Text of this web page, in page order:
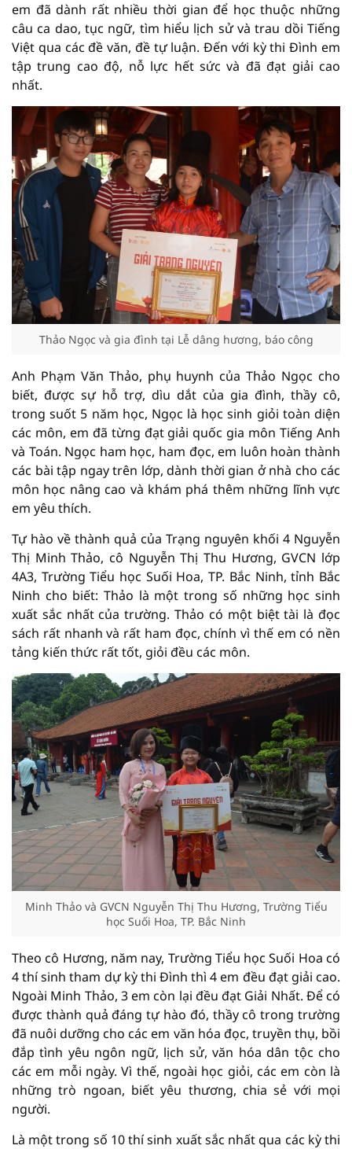
em đã dành rất nhiều thời gian để học thuộc những
câu ca dao, tục ngữ, tìm hiểu lịch sử và trau dồi Tiếng
Việt qua các đề văn, đề tự luận. Đến với kỳ thi Đình em
tập trung cao độ, nỗ lực hết sức và đã đạt giải cao
nhất.
Thảo Ngọc và gia đình tại Lễ dâng hương, báo công
Anh Phạm Văn Thảo, phụ huynh của Thảo Ngọc cho
biết, được sự hỗ trợ, dìu dắt của gia đình, thầy cô,
trong suốt 5 năm học, Ngọc là học sinh giỏi toàn diện
các môn, em đã từng đạt giải quốc gia môn Tiếng Anh
và Toán. Ngọc ham học, ham đọc, em luôn hoàn thành
các bài tập ngay trên lớp, dành thời gian ở nhà cho các
môn học nâng cao và khám phá thêm những lĩnh vực
em yêu thích.
Tự hào về thành quả của Trạng nguyên khối 4 Nguyễn
Thị Minh Thảo, cô Nguyễn Thị Thu Hương, GVCN lớp
4A3, Trường Tiểu học Suối Hoa, TP. Bắc Ninh, tỉnh Bắc
Ninh cho biết: Thảo là một trong số những học sinh
xuất sắc nhất của trường. Thảo có một biệt tài là đọc
sách rất nhanh và rất ham đọc, chính vì thế em có nền
tảng kiến thức rất tốt, giỏi đều các môn.
Minh Thảo và GVCN Nguyễn Thị Thu Hương, Trường Tiểu
học Suối Hoa, TP. Bắc Ninh
Theo cô Hương, năm nay, Trường Tiểu học Suối Hoa có
4 thí sinh tham dự kỳ thi Đình thì 4 em đều đạt giải cao.
Ngoài Minh Thảo, 3 em còn lại đều đạt Giải Nhất. Để có
được thành quả đáng tự hào đó, thầy cô trong trường
đã nuôi dưỡng cho các em văn hóa đọc, truyền thụ, bồi
đắp tình yêu ngôn ngữ, lịch sử, văn hóa dân tộc cho
các em mỗi ngày. Vì thế, ngoài học giỏi, các em còn là
những trò ngoan, biết yêu thương, chia sẻ với mọi
người.
Là một trong số 10 thí sinh xuất sắc nhất qua các kỳ thi